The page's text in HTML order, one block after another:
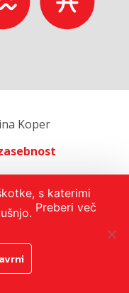
Koper
s katerimi
Preberi več